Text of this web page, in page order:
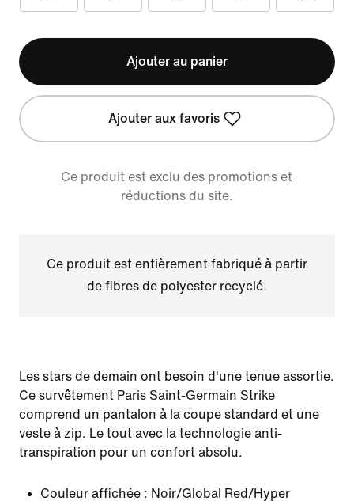
Ajouter au panier
Ajouter aux favoris
Ce produit est exclu des promotions et
réductions du site.
Ce produit est entièrement fabriqué à partir
de fibres de polyester recyclé.
Les stars de demain ont besoin d'une tenue assortie.
Ce survêtement Paris Saint-Germain Strike
comprend un pantalon à la coupe standard et une
veste à zip. Le tout avec la technologie anti-
transpiration pour un confort absolu.
Couleur affichée : Noir/Global Red/Hyper